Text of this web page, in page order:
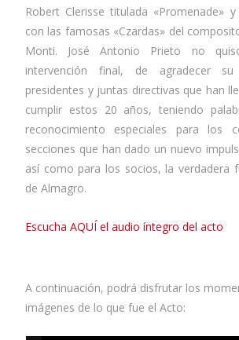
Robert Clerisse titulada «Promenade»
con las famosas «Czardas» del
Monti. José Antonio Prieto no
intervención final, de agradecer
presidentes y juntas directivas que han
cumplir estos 20 años, teniendo
reconocimiento especiales para los
secciones que han dado un nuevo
así como para los socios, la verdadera
de Almagro.
Escucha AQUÍ el audio íntegro del acto
A continuación, podrá disfrutar los
imágenes de lo que fue el Acto: